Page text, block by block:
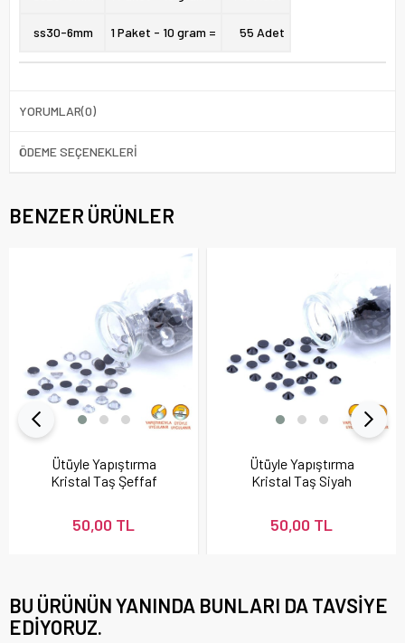
ss30-6mm 1 Paket - 10 gram = 55 Adet
YORUMLAR(0)
ÖDEME SEÇENEKLERI
BENZER ÜRÜNLER
Ütüyle Yapıştırma
Kristal Taş Şeffaf
50,00 TL
Ütüyle Yapıştırma
Kristal Taş Siyah
50,00 TL
BU ÜRÜNÜN YANINDA BUNLARI DA TAVSIYE
EDIYORUZ.